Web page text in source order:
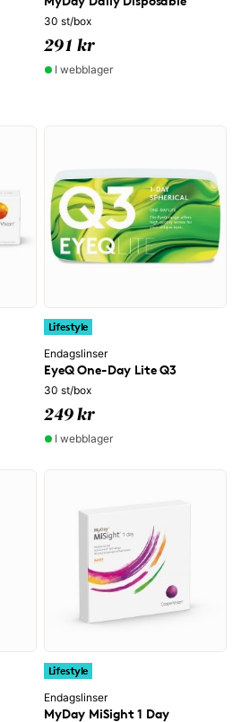
30 st/box
291 kr
I webblager
Lifestyle
Endagslinser
EyeQ One-Day Lite Q3
30 st/box
249 kr
I webblager
Lifestyle
Endagslinser
MyDay MiSight 1 Day